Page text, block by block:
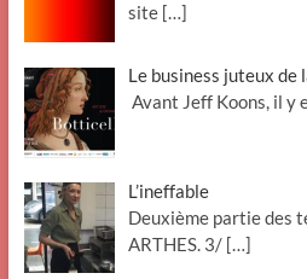
site […]
Le business juteux
Avant Jeff Koons, il y
L’ineffable
Deuxième partie des
ARTHES. 3/ […]